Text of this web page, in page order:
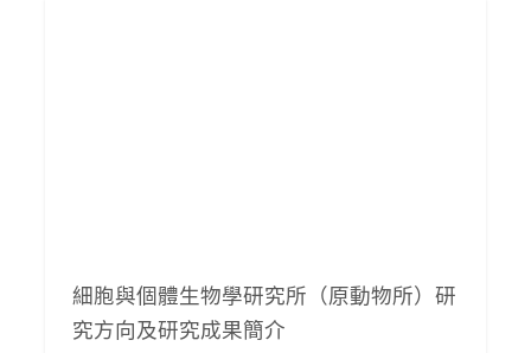
細胞與個體生物學研究所（原動物所）研
究方向及研究成果簡介